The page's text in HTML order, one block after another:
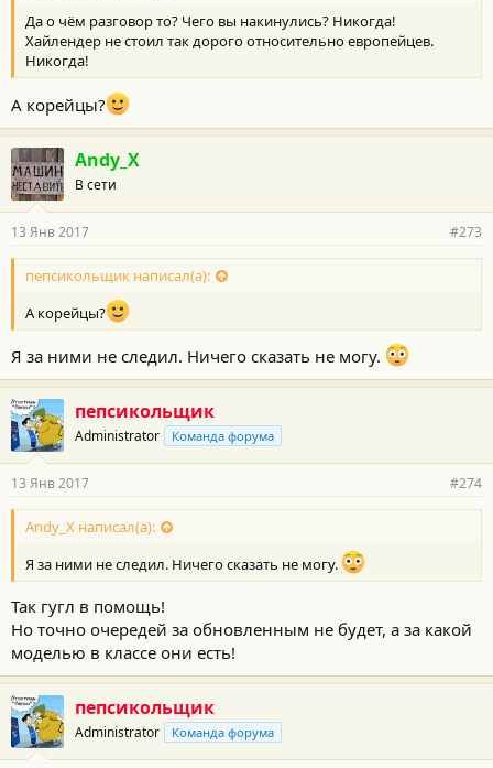
и
:
Да о чём разговор то? Чего вы накинулись? Никогда!
Хайлендер не стоил так дорого относительно европейцев.
Никогда!
А корейцы?
Andy_X
В сети
13 Янв 2017 #273
пепсикольщик написал(а):
А корейцы?
Я за ними не следил. Ничего сказать не могу.
пепсикольщик
Administrator Команда форума
13 Янв 2017 #274
Andy_X написал(а):
Я за ними не следил. Ничего сказать не могу.
Так гугл в помощь!
Но точно очередей за обновленным не будет, а за какой
моделью в классе они есть!
пепсикольщик
Administrator Команда форума